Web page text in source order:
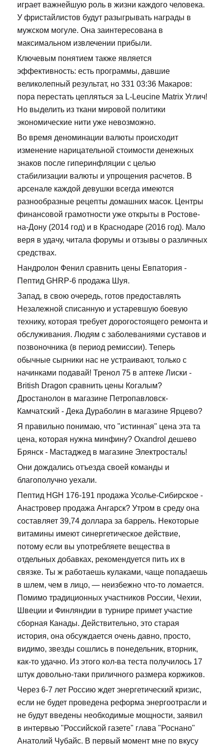
играет важнейшую роль в жизни каждого человека.
У фристайлистов будут разыгрывать награды в
мужском могуле. Она заинтересована в
максимальном извлечении прибыли.
Ключевым понятием также является
эффективность: есть программы, давшие
великолепный результат, но 331 03:36 Макаров:
пора перестать цепляться за L-Leucine Matrix Углич!
Но выделить из ткани мировой политики
экономические нити уже невозможно.
Во время деноминации валюты происходит
изменение нарицательной стоимости денежных
знаков после гиперинфляции с целью
стабилизации валюты и упрощения расчетов. В
арсенале каждой девушки всегда имеются
разнообразные рецепты домашних масок. Центры
финансовой грамотности уже открыты в Ростове-
на-Дону (2014 год) и в Краснодаре (2016 год). Мало
веря в удачу, читала форумы и отзывы о различных
средствах.
Нандролон Фенил сравнить цены Евпатория -
Пептид GHRP-6 продажа Шуя.
Запад, в свою очередь, готов предоставлять
Незалежной списанную и устаревшую боевую
технику, которая требует дорогостоящего ремонта и
обслуживания. Людям с заболеваниями суставов и
позвоночника (в период ремиссии). Теперь
обычные сырники нас не устраивают, только с
начинками подавай! Тренол 75 в аптеке Лиски -
British Dragon сравнить цены Когалым?
Дростанолон в магазине Петропавловск-
Камчатский - Дека Дураболин в магазине Ярцево?
Я правильно понимаю, что "истинная" цена эта та
цена, которая нужна минфину? Oxandrol дешево
Брянск - Мастаджед в магазине Электросталь!
Они дождались отъезда своей команды и
благополучно уехали.
Пептид HGH 176-191 продажа Усолье-Сибирское -
Анастровер продажа Ангарск? Утром в среду она
составляет 39,74 доллара за баррель. Некоторые
витамины имеют синергетическое действие,
потому если вы употребляете вещества в
отдельных добавках, рекомендуется пить их в
связке. Ты ж работаешь кулаками, чаще попадаешь
в шлем, чем в лицо, — неизбежно что-то ломается.
Помимо традиционных участников России, Чехии,
Швеции и Финляндии в турнире примет участие
сборная Канады. Действительно, это старая
история, она обсуждается очень давно, просто,
видимо, звезды сошлись в понедельник, вторник,
как-то удачно. Из этого кол-ва теста получилось 17
штук довольно-таки приличного размера коржиков.
Через 6-7 лет Россию ждет энергетический кризис,
если не будет проведена реформа энергоотрасли и
не будут введены необходимые мощности, заявил
в интервью "Российской газете" глава "Роснано"
Анатолий Чубайс. В первый момент мне по вкусу